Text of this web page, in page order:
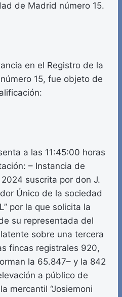
de Madrid número 15.
en el Registro de la
15, fue objeto de
a las 11:45:00 horas
– Instancia de
suscrita por don J.
Único de la sociedad
por la que solicita la
su representada del
sobre una tercera
fincas registrales 920,
la 65.847– y la 842
a público de
mercantil “Josiemoni